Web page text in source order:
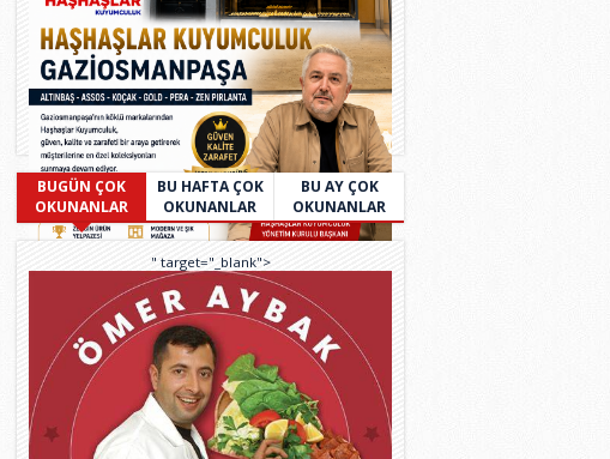
BUGÜN ÇOK
OKUNANLAR
BU HAFTA ÇOK
OKUNANLAR
BU AY ÇOK
OKUNANLAR
" target="_blank">